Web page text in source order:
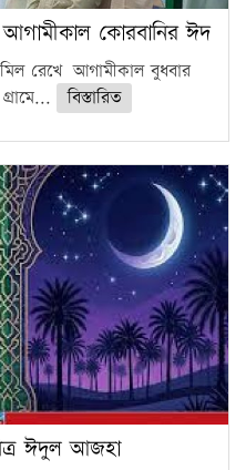
আগামীকাল কোরবানির ঈদ
মিল রেখে আগামীকাল বুধবার
বিস্তারিত
ঈদুল আজহা